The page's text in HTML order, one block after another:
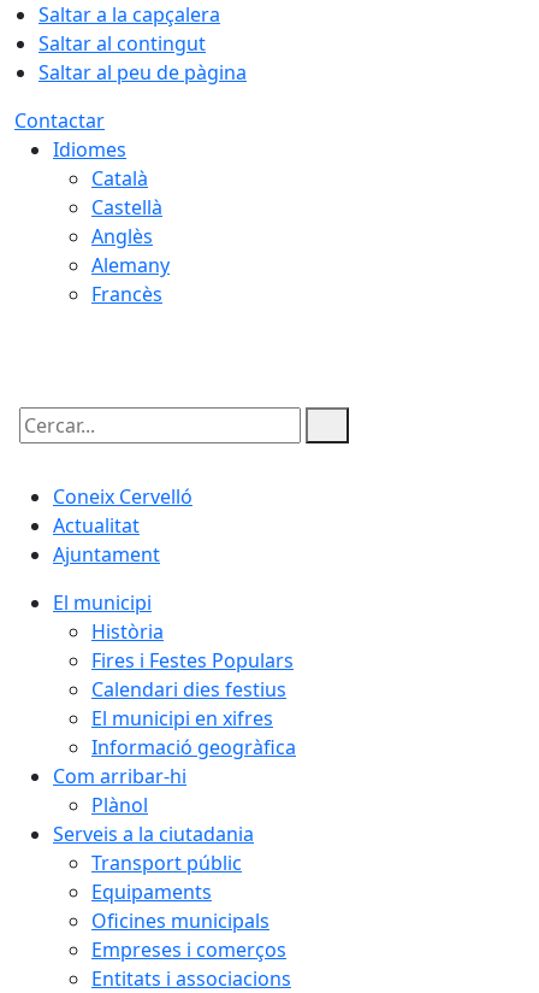
Saltar a la capçalera
Saltar al contingut
Saltar al peu de pàgina
Contactar
Idiomes
Català
Castellà
Anglès
Alemany
Francès
Cercar:
Coneix Cervelló
Actualitat
Ajuntament
El municipi
Història
Fires i Festes Populars
Calendari dies festius
El municipi en xifres
Informació geogràfica
Com arribar-hi
Plànol
Serveis a la ciutadania
Transport públic
Equipaments
Oficines municipals
Empreses i comerços
Entitats i associacions